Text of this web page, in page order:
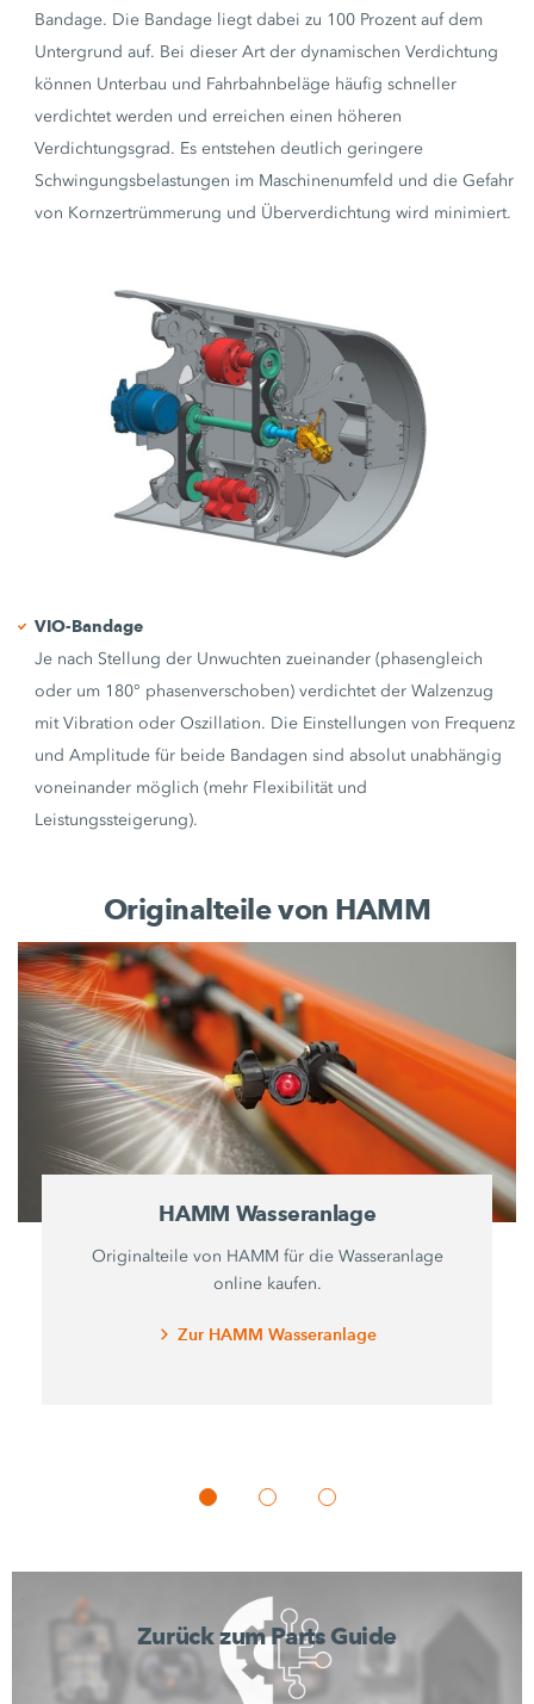
Bandage. Die Bandage liegt dabei zu 100 Prozent auf dem
Untergrund auf. Bei dieser Art der dynamischen Verdichtung
können Unterbau und Fahrbahnbeläge häufig schneller
verdichtet werden und erreichen einen höheren
Verdichtungsgrad. Es entstehen deutlich geringere
Schwingungsbelastungen im Maschinenumfeld und die Gefahr
von Kornzertrümmerung und Überverdichtung wird minimiert.
VIO-Bandage
Je nach Stellung der Unwuchten zueinander (phasengleich
oder um 180° phasenverschoben) verdichtet der Walzenzug
mit Vibration oder Oszillation. Die Einstellungen von Frequenz
und Amplitude für beide Bandagen sind absolut unabhängig
voneinander möglich (mehr Flexibilität und
Leistungssteigerung).
Originalteile von HAMM
HAMM Wasseranlage
Originalteile von HAMM für die Wasseranlage
online kaufen.
Zur HAMM Wasseranlage
Zurück zum Parts Guide